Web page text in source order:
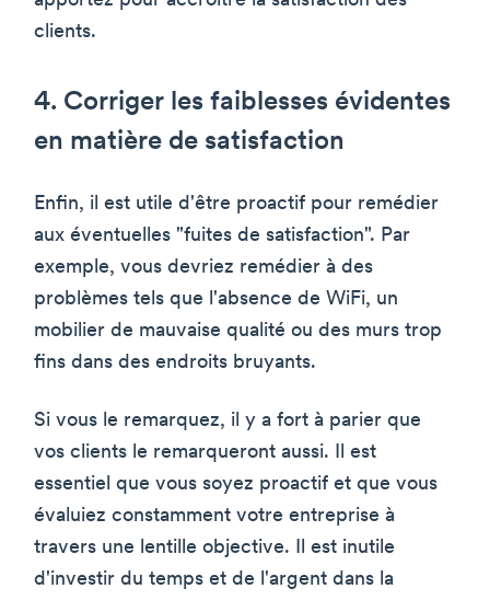
clients.
4. Corriger les faiblesses évidentes
en matière de satisfaction
Enfin, il est utile d'être proactif pour remédier
aux éventuelles "fuites de satisfaction". Par
exemple, vous devriez remédier à des
problèmes tels que l'absence de WiFi, un
mobilier de mauvaise qualité ou des murs trop
fins dans des endroits bruyants.
Si vous le remarquez, il y a fort à parier que
vos clients le remarqueront aussi. Il est
essentiel que vous soyez proactif et que vous
évaluiez constamment votre entreprise à
travers une lentille objective. Il est inutile
d'investir du temps et de l'argent dans la